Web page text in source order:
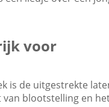
voor
is de uitgestrekte
blootstelling en